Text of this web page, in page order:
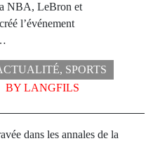
NBA, LeBron et
l’événement
, SPORTS
BY LANGFILS
dans les annales de la